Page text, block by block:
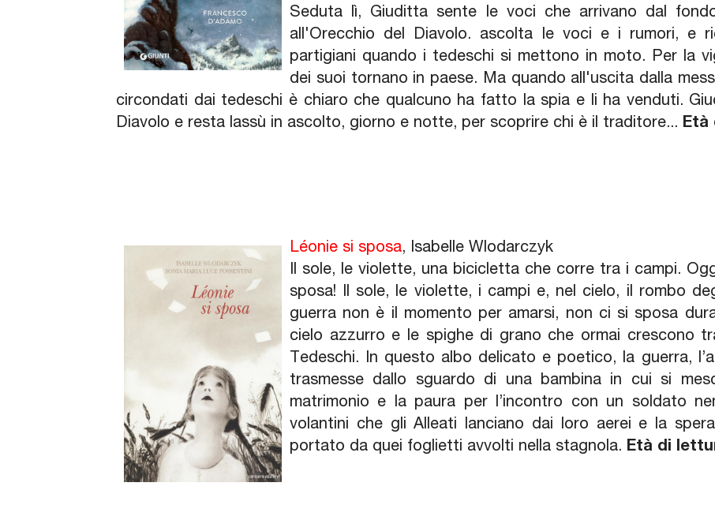
Seduta lì, Giuditta sente le voci che arrivano dal
all'Orecchio del Diavolo. ascolta le voci e i rumori, e
partigiani quando i tedeschi si mettono in moto. Per la
dei suoi tornano in paese. Ma quando all'uscita dalla
circondati dai tedeschi è chiaro che qualcuno ha fatto la spia e li ha venduti.
Diavolo e resta lassù in ascolto, giorno e notte, per scoprire chi è il traditore... Età
Léonie si sposa, Isabelle Wlodarczyk
Il sole, le violette, una bicicletta che corre tra i campi.
sposa! Il sole, le violette, i campi e, nel cielo, il rombo
guerra non è il momento per amarsi, non ci si sposa
cielo azzurro e le spighe di grano che ormai crescono
Tedeschi. In questo albo delicato e poetico, la guerra,
trasmesse dallo sguardo di una bambina in cui si
matrimonio e la paura per l’incontro con un soldato
volantini che gli Alleati lanciano dai loro aerei e la
portato da quei foglietti avvolti nella stagnola. Età di